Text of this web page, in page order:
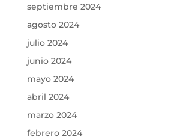
septiembre 2024
agosto 2024
julio 2024
junio 2024
mayo 2024
abril 2024
marzo 2024
febrero 2024